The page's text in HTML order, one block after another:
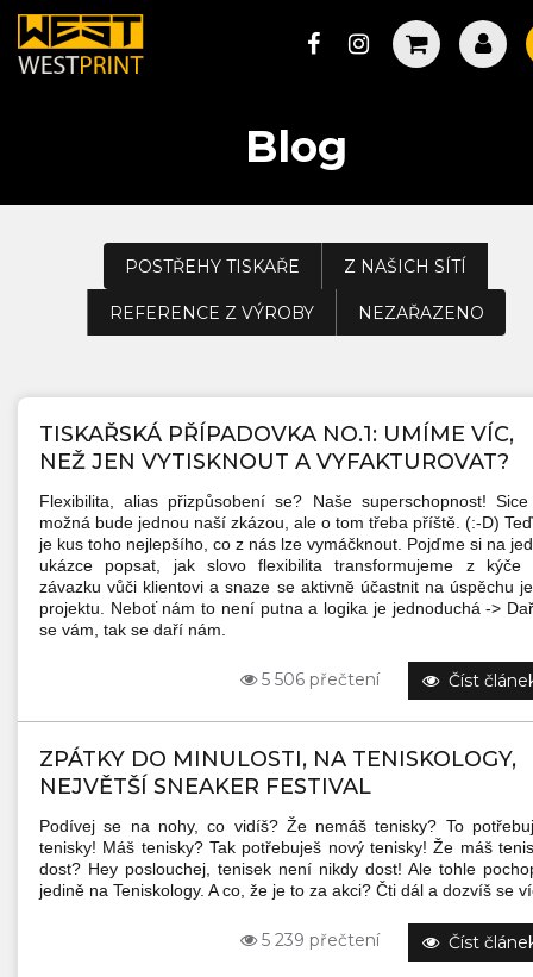
Blog
POSTŘEHY TISKAŘE Z NAŠICH SÍTÍ
REFERENCE Z VÝROBY NEZAŘAZENO
TISKAŘSKÁ PŘÍPADOVKA NO.1: UMÍME VÍC,
NEŽ JEN VYTISKNOUT A VYFAKTUROVAT?
Flexibilita, alias přizpůsobení se? Naše superschopnost!
možná bude jednou naší zkázou, ale o tom třeba příště. (:-D)
je kus toho nejlepšího, co z nás lze vymáčknout. Pojďme si na
ukázce popsat, jak slovo flexibilita transformujeme z kýče
závazku vůči klientovi a snaze se aktivně účastnit na úspěchu
projektu. Neboť nám to není putna a logika je jednoduchá ->
se vám, tak se daří nám.
5 506 přečtení Číst
ZPÁTKY DO MINULOSTI, NA TENISKOLOGY,
NEJVĚTŠÍ SNEAKER FESTIVAL
Podívej se na nohy, co vidíš? Že nemáš tenisky? To
tenisky! Máš tenisky? Tak potřebuješ nový tenisky! Že máš
dost? Hey poslouchej, tenisek není nikdy dost! Ale tohle
jedině na Teniskology. A co, že je to za akci? Čti dál a dozvíš se
5 239 přečtení Číst